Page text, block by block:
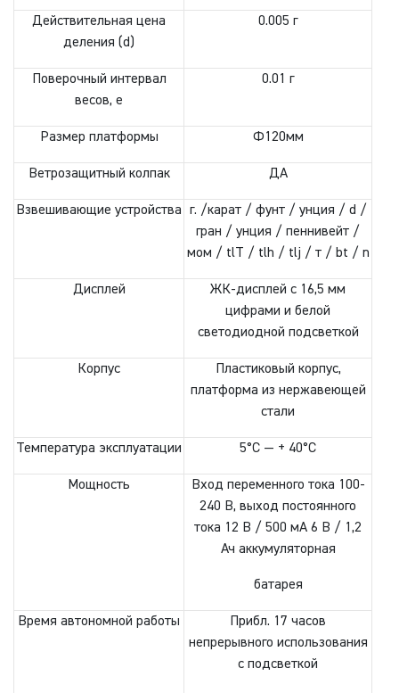
Действительная цена
деления (d)
0.005 г
Поверочный интервал
весов, е
0.01 г
Размер платформы Ф120мм
Ветрозащитный колпак ДА
Взвешивающие устройства
г. /карат / фунт / унция / d /
гран / унция / пеннивейт /
мом / tlT / tlh / tlj / т / bt / n
Дисплей
ЖК-дисплей с 16,5 мм
цифрами и белой
светодиодной подсветкой
Корпус
Пластиковый корпус,
платформа из нержавеющей
стали
Температура эксплуатации 5°C — + 40°C
Мощность
Вход переменного тока 100-
240 В, выход постоянного
тока 12 В / 500 мА 6 В / 1,2
Ач аккумуляторная
батарея
Время автономной работы
Прибл. 17 часов
непрерывного использования
с подсветкой